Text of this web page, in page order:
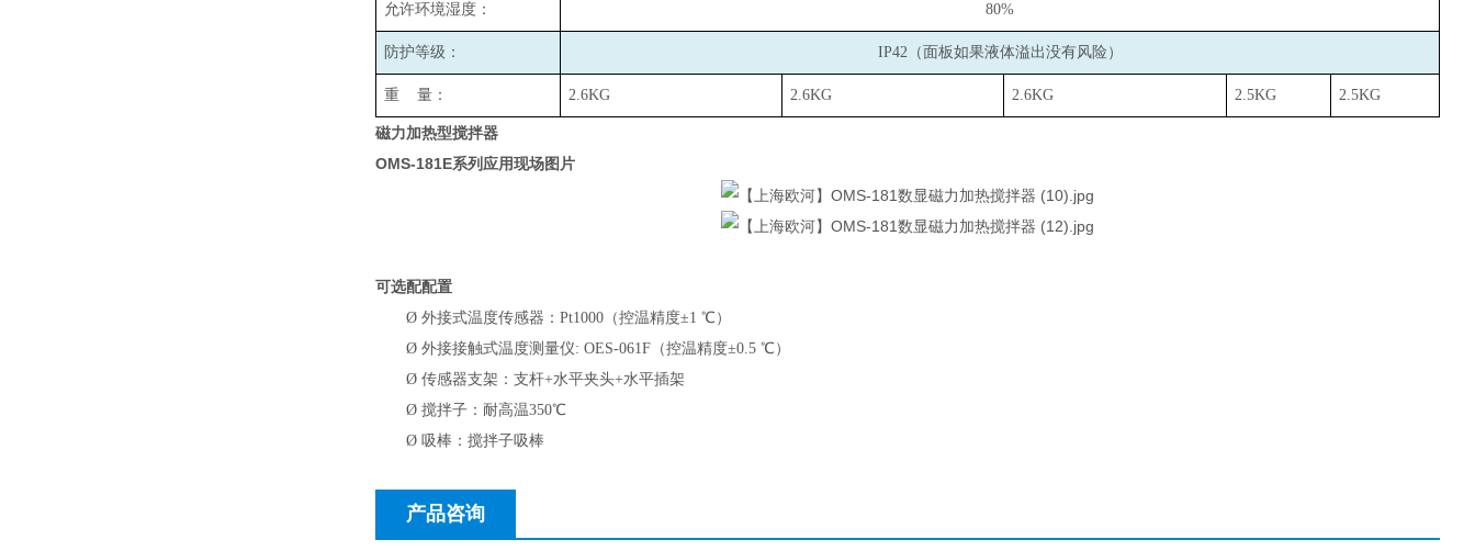
允许环境湿度： 80%
防护等级： IP42（面板如果液体溢出没有风险）
重 量： 2.6KG 2.6KG 2.6KG 2.5KG 2.5KG
磁力加热型搅拌器
OMS-181E系列应用现场图片
可选配配置
Ø 外接式温度传感器： Pt1000 （控温精度±1 ℃）
Ø 外接接触式温度测量仪: OES-061F（控温精度±0.5 ℃）
Ø 传感器支架：支杆+水平夹头+水平插架
Ø 搅拌子：耐高温350℃
Ø 吸棒：搅拌子吸棒
产品咨询